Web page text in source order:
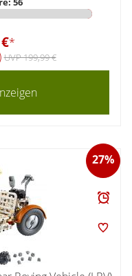
*
UVP 199,99 €
27%